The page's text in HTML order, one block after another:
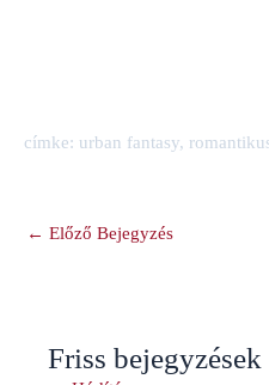
címke: urban fantasy,
← Előző Bejegyzés
Friss bejegyzések